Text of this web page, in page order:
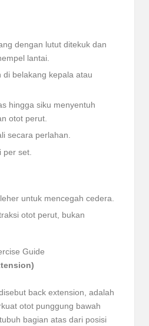
dengan lutut ditekuk dan
lantai.
di belakang kepala atau
hingga siku menyentuh
otot perut.
secara perlahan.
per set.
untuk mencegah cedera.
otot perut, bukan
Guide
back extension, adalah
otot punggung bawah
bagian atas dari posisi